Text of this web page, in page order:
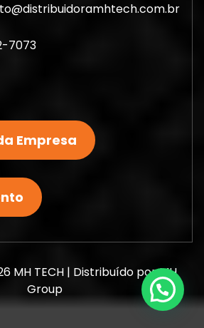
7073
Empresa
MH TECH | Distribuído por MH
Group